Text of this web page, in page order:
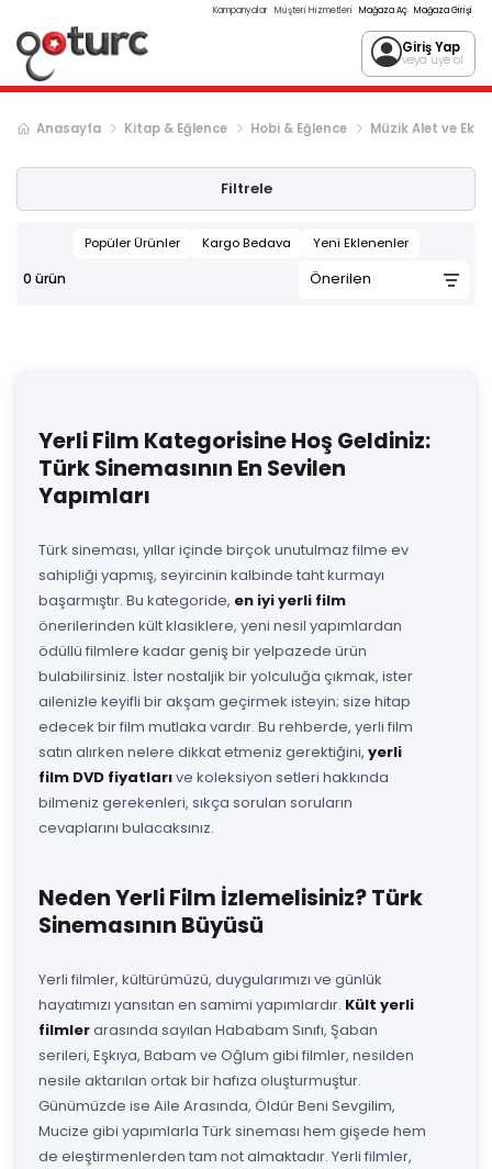
Kampanyalar Müşteri Hizmetleri Mağaza Aç Mağaza Girişi
Giriş Yap
veya üye ol
Anasayfa Kitap & Eğlence Hobi & Eğlence Müzik Alet ve
Filtrele
Popüler Ürünler Kargo Bedava Yeni Eklenenler
0 ürün
Yerli Film Kategorisine Hoş Geldiniz:
Türk Sinemasının En Sevilen
Yapımları
Türk sineması, yıllar içinde birçok unutulmaz filme ev
sahipliği yapmış, seyircinin kalbinde taht kurmayı
başarmıştır. Bu kategoride, en iyi yerli film
önerilerinden kült klasiklere, yeni nesil yapımlardan
ödüllü filmlere kadar geniş bir yelpazede ürün
bulabilirsiniz. İster nostaljik bir yolculuğa çıkmak, ister
ailenizle keyifli bir akşam geçirmek isteyin; size hitap
edecek bir film mutlaka vardır. Bu rehberde, yerli film
satın alırken nelere dikkat etmeniz gerektiğini, yerli
film DVD fiyatlarıve koleksiyon setleri hakkında
bilmeniz gerekenleri, sıkça sorulan soruların
cevaplarını bulacaksınız.
Neden Yerli Film İzlemelisiniz? Türk
Sinemasının Büyüsü
Yerli filmler, kültürümüzü, duygularımızı ve günlük
hayatımızı yansıtan en samimi yapımlardır. Kült yerli
filmlerarasında sayılan Hababam Sınıfı, Şaban
serileri, Eşkıya, Babam ve Oğlum gibi filmler, nesilden
nesile aktarılan ortak bir hafıza oluşturmuştur.
Günümüzde ise Aile Arasında, Öldür Beni Sevgilim,
Mucize gibi yapımlarla Türk sineması hem gişede hem
de eleştirmenlerden tam not almaktadır. Yerli filmler,